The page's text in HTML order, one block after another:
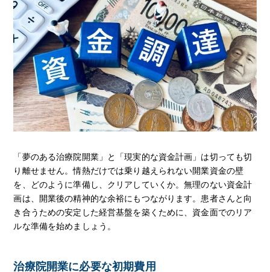
「夢のある治療院開業」と「現実的な資金計画」は切っても切
り離せません。情熱だけでは乗り越えられない開業資金の壁
を、どのように準備し、クリアしていくか。無理のない資金計
画は、開業後の精神的な余裕にもつながります。患者さんと向
き合うための安定した経営基盤を築くために、資金面でのリア
ルな準備を始めましょう。
治療院開業に必要な初期費用